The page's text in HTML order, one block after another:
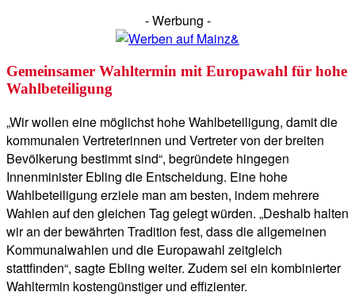
- Werbung -
Gemeinsamer Wahltermin mit Europawahl für hohe
Wahlbeteiligung
„Wir wollen eine möglichst hohe Wahlbeteiligung, damit die
kommunalen Vertreterinnen und Vertreter von der breiten
Bevölkerung bestimmt sind“, begründete hingegen
Innenminister Ebling die Entscheidung. Eine hohe
Wahlbeteiligung erziele man am besten, indem mehrere
Wahlen auf den gleichen Tag gelegt würden. „Deshalb halten
wir an der bewährten Tradition fest, dass die allgemeinen
Kommunalwahlen und die Europawahl zeitgleich
stattfinden“, sagte Ebling weiter. Zudem sei ein kombinierter
Wahltermin kostengünstiger und effizienter.